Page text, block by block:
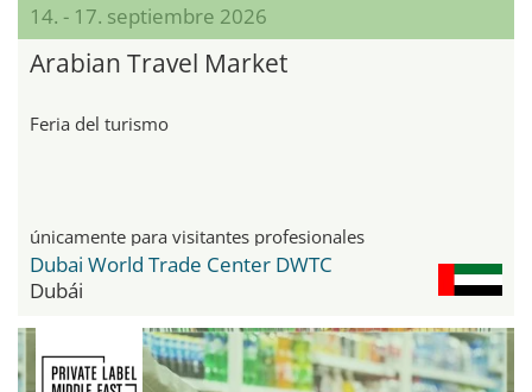
14. - 17. septiembre 2026
Arabian Travel Market
Feria del turismo
únicamente para visitantes profesionales
Dubai World Trade Center DWTC
Dubái